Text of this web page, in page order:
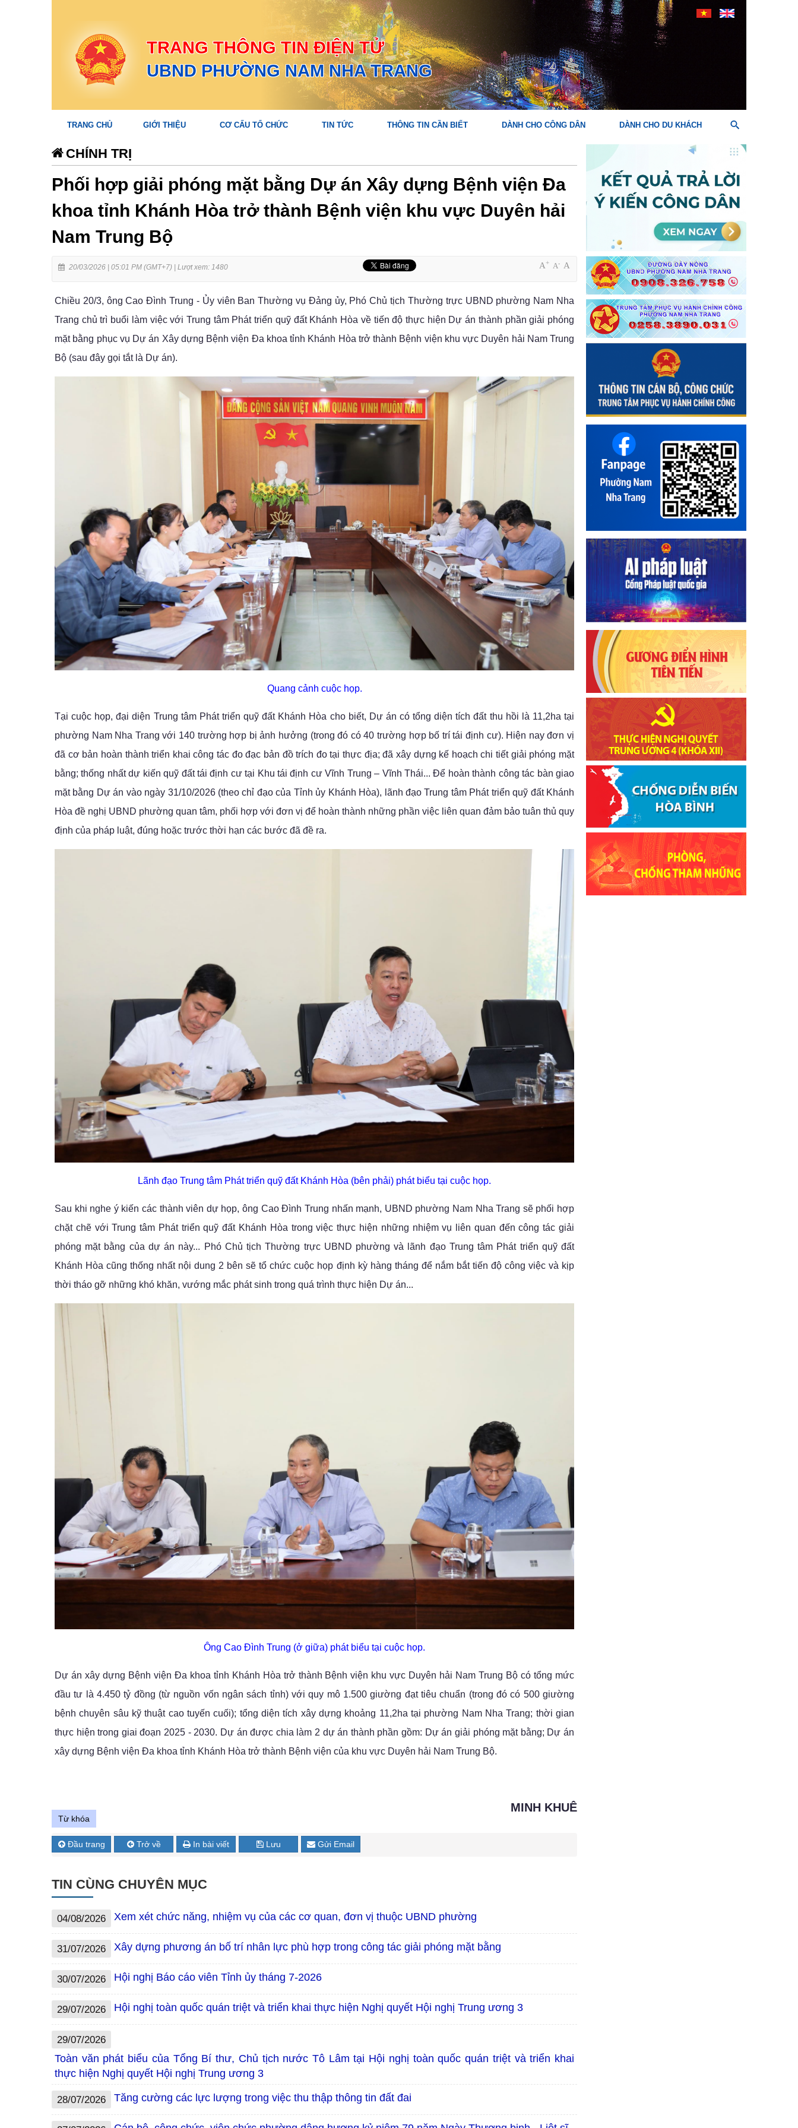
TRANG THÔNG TIN ĐIỆN TỬ
UBND PHƯỜNG NAM NHA TRANG
TRANG CHỦ GIỚI THIỆU CƠ CẤU TỔ CHỨC TIN TỨC THÔNG TIN CẦN BIẾT DÀNH CHO CÔNG DÂN DÀNH CHO DU KHÁCH
CHÍNH TRỊ
Phối hợp giải phóng mặt bằng Dự án Xây dựng Bệnh viện Đa
khoa tỉnh Khánh Hòa trở thành Bệnh viện khu vực Duyên hải
Nam Trung Bộ
20/03/2026 | 05:01 PM (GMT+7) | Lượt xem: 1480 A+ A- A
Chiều 20/3, ông Cao Đình Trung - Ủy viên Ban Thường vụ Đảng ủy, Phó Chủ tịch Thường trực UBND phường Nam Nha
Trang chủ trì buổi làm việc với Trung tâm Phát triển quỹ đất Khánh Hòa về tiến độ thực hiện Dự án thành phần giải phóng
mặt bằng phục vụ Dự án Xây dựng Bệnh viện Đa khoa tỉnh Khánh Hòa trở thành Bệnh viện khu vực Duyên hải Nam Trung
Bộ (sau đây gọi tắt là Dự án).
Quang cảnh cuộc họp.
Tại cuộc họp, đại diện Trung tâm Phát triển quỹ đất Khánh Hòa cho biết, Dự án có tổng diện tích đất thu hồi là 11,2ha tại
phường Nam Nha Trang với 140 trường hợp bị ảnh hưởng (trong đó có 40 trường hợp bố trí tái định cư). Hiện nay đơn vị
đã cơ bản hoàn thành triển khai công tác đo đạc bản đồ trích đo tại thực địa; đã xây dựng kế hoạch chi tiết giải phóng mặt
bằng; thống nhất dự kiến quỹ đất tái định cư tại Khu tái định cư Vĩnh Trung – Vĩnh Thái... Để hoàn thành công tác bàn giao
mặt bằng Dự án vào ngày 31/10/2026 (theo chỉ đạo của Tỉnh ủy Khánh Hòa), lãnh đạo Trung tâm Phát triển quỹ đất Khánh
Hòa đề nghị UBND phường quan tâm, phối hợp với đơn vị để hoàn thành những phần việc liên quan đảm bảo tuân thủ quy
định của pháp luật, đúng hoặc trước thời hạn các bước đã đề ra.
Lãnh đạo Trung tâm Phát triển quỹ đất Khánh Hòa (bên phải) phát biểu tại cuộc họp.
Sau khi nghe ý kiến các thành viên dự họp, ông Cao Đình Trung nhấn mạnh, UBND phường Nam Nha Trang sẽ phối hợp
chặt chẽ với Trung tâm Phát triển quỹ đất Khánh Hòa trong việc thực hiện những nhiệm vụ liên quan đến công tác giải
phóng mặt bằng của dự án này... Phó Chủ tịch Thường trực UBND phường và lãnh đạo Trung tâm Phát triển quỹ đất
Khánh Hòa cũng thống nhất nội dung 2 bên sẽ tổ chức cuộc họp định kỳ hàng tháng để nắm bắt tiến độ công việc và kịp
thời tháo gỡ những khó khăn, vướng mắc phát sinh trong quá trình thực hiện Dự án...
Ông Cao Đình Trung (ở giữa) phát biểu tại cuộc họp.
Dự án xây dựng Bệnh viện Đa khoa tỉnh Khánh Hòa trở thành Bệnh viện khu vực Duyên hải Nam Trung Bộ có tổng mức
đầu tư là 4.450 tỷ đồng (từ nguồn vốn ngân sách tỉnh) với quy mô 1.500 giường đạt tiêu chuẩn (trong đó có 500 giường
bệnh chuyên sâu kỹ thuật cao tuyến cuối); tổng diện tích xây dựng khoảng 11,2ha tại phường Nam Nha Trang; thời gian
thực hiện trong giai đoạn 2025 - 2030. Dự án được chia làm 2 dự án thành phần gồm: Dự án giải phóng mặt bằng; Dự án
xây dựng Bệnh viện Đa khoa tỉnh Khánh Hòa trở thành Bệnh viện của khu vực Duyên hải Nam Trung Bộ.
MINH KHUÊ
Từ khóa
Đầu trang Trở về In bài viết Lưu Gửi Email
TIN CÙNG CHUYÊN MỤC
04/08/2026 Xem xét chức năng, nhiệm vụ của các cơ quan, đơn vị thuộc UBND phường
31/07/2026 Xây dựng phương án bố trí nhân lực phù hợp trong công tác giải phóng mặt bằng
30/07/2026 Hội nghị Báo cáo viên Tỉnh ủy tháng 7-2026
29/07/2026 Hội nghị toàn quốc quán triệt và triển khai thực hiện Nghị quyết Hội nghị Trung ương 3
29/07/2026
Toàn văn phát biểu của Tổng Bí thư, Chủ tịch nước Tô Lâm tại Hội nghị toàn quốc quán triệt và triển khai
thực hiện Nghị quyết Hội nghị Trung ương 3
28/07/2026 Tăng cường các lực lượng trong việc thu thập thông tin đất đai